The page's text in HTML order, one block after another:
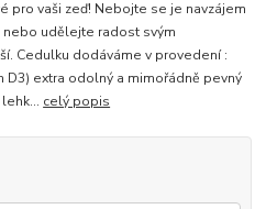
pro vaši zeď! Nebojte se je navzájem
udělejte radost svým
Cedulku dodáváme v provedení :
D3) extra odolný a mimořádně pevný
celý popis